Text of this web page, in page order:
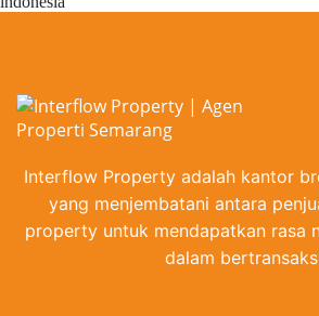
Interflow Property adalah kantor
yang menjembatani antara
property untuk mendapatkan rasa
dalam